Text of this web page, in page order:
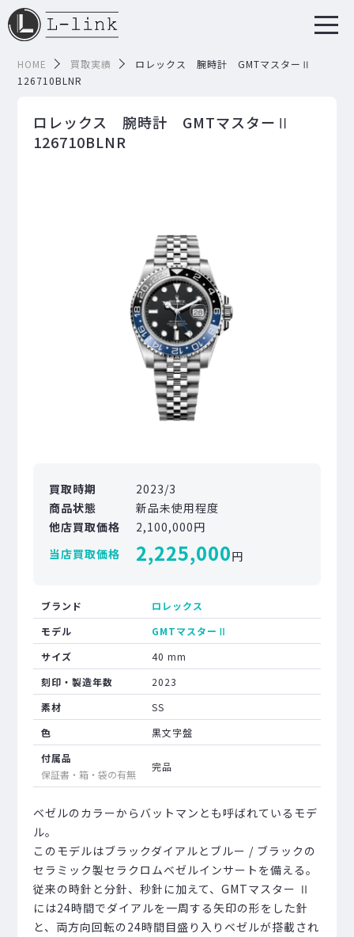
HOME 買取実績
ロレックス 腕時計 GMTマスターⅡ
126710BLNR
ロレックス 腕時計 GMTマスターⅡ
126710BLNR
買取時期
2023/3
商品状態
新品未使用程度
他店買取価格
2,100,000円
当店買取価格
2,225,000円
ブランド
ロレックス
モデル
GMTマスターⅡ
サイズ
40 mm
刻印・製造年数
2023
素材
SS
色
黒文字盤
付属品
保証書・箱・袋の有無
完品
ベゼルのカラーからバットマンとも呼ばれているモデ
ル。
このモデルはブラックダイアルとブルー / ブラックの
セラミック製セラクロムベゼルインサートを備える。
従来の時針と分針、秒針に加えて、GMTマスター Ⅱ
には24時間でダイアルを一周する矢印の形をした針
と、両方向回転の24時間目盛り入りベゼルが搭載され